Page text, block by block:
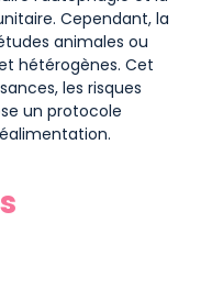
Cependant, la
animales ou
hétérogènes. Cet
les risques
un protocole